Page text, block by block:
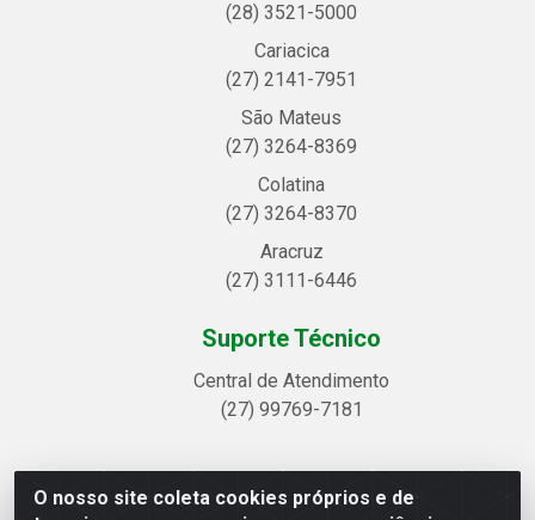
O nosso site coleta cookies próprios e de
(28) 3521-5000
Cariacica
(27) 2141-7951
São Mateus
(27) 3264-8369
Colatina
(27) 3264-8370
Aracruz
(27) 3111-6446
Suporte Técnico
Central de Atendimento
(27) 99769-7181
Linhavix Distribuidora LTDA - Avenida Alegre, 2521 -